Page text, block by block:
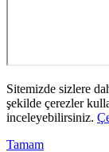
Sitemizde sizlere
şekilde çerezler
inceleyebilirsiniz.
Tamam